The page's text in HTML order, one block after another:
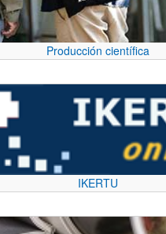
Producción científica
IKERTU